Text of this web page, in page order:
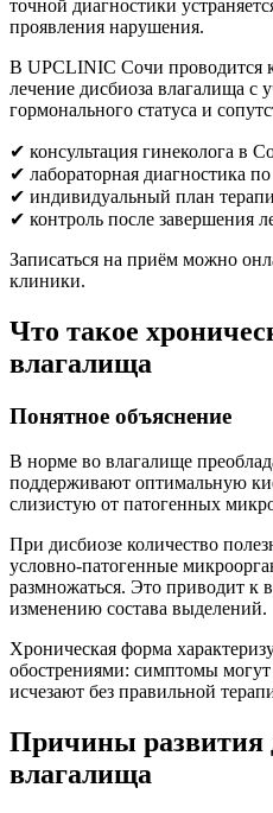
точной диагностики
проявления нарушения.
В UPCLINIC Сочи проводится
лечение дисбиоза влагалища с
гормонального статуса и
✔ консультация гинеколога в
✔ лабораторная диагностика
✔ индивидуальный план
✔ контроль после завершения
Записаться на приём можно
клиники.
Что такое
влагалища
Понятное объяснение
В норме во влагалище
поддерживают оптимальную
слизистую от патогенных
При дисбиозе количество
условно-патогенные
размножаться. Это приводит к
изменению состава выделений.
Хроническая форма
обострениями: симптомы
исчезают без правильной
Причины развития
влагалища